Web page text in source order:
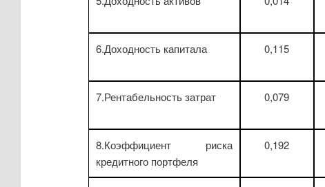
6.Доходность капитала 0,115
7.Рентабельность затрат 0,079
8.Коэффициент риска
кредитного портфеля
0,192